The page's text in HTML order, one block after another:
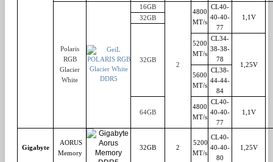
Polaris
RGB
Glacier
White
16GB
2
4800
MT/s
CL40-
40-40-
77
1,1V
32GB
32GB
5200
MT/s
CL34-
38-38-
78
1,25V
5600
MT/s
CL38-
44-44-
84
64GB
4800
MT/s
CL40-
40-40-
77
1,1V
Gigabyte
AORUS
Memory
32GB 2
5200
MT/s
CL40-
40-40-
80
1,25V